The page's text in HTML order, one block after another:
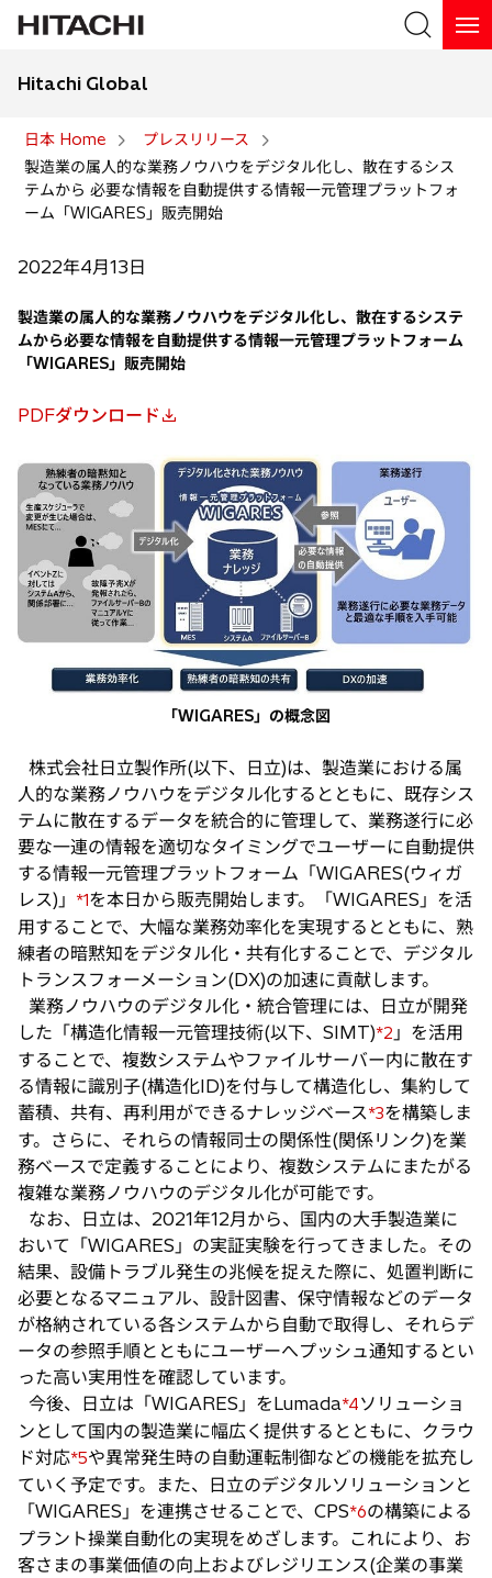
検索
Hitachi Global
日本 Home
プレスリリース
製造業の属人的な業務ノウハウをデジタル化し、散在するシス
テムから 必要な情報を自動提供する情報一元管理プラットフォ
ーム「WIGARES」販売開始
2022年4月13日
製造業の属人的な業務ノウハウをデジタル化し、散在するシステ
ムから必要な情報を自動提供する情報一元管理プラットフォーム
「WIGARES」販売開始
PDFダウンロード
新
タ
ブ
開
く
「WIGARES」の概念図
株式会社日立製作所(以下、日立)は、製造業における属
人的な業務ノウハウをデジタル化するとともに、既存シス
テムに散在するデータを統合的に管理して、業務遂行に必
要な一連の情報を適切なタイミングでユーザーに自動提供
する情報一元管理プラットフォーム「WIGARES(ウィガ
レス)」
*1を本日から販売開始します。「WIGARES」を活
用することで、大幅な業務効率化を実現するとともに、熟
練者の暗黙知をデジタル化・共有化することで、デジタル
トランスフォーメーション(DX)の加速に貢献します。
業務ノウハウのデジタル化・統合管理には、日立が開発
した「構造化情報一元管理技術(以下、SIMT)*2 」を活用
することで、複数システムやファイルサーバー内に散在す
る情報に識別子(構造化ID)を付与して構造化し、集約して
蓄積、共有、再利用ができるナレッジベース*3を構築しま
す。さらに、それらの情報同士の関係性(関係リンク)を業
務ベースで定義することにより、複数システムにまたがる
複雑な業務ノウハウのデジタル化が可能です。
なお、日立は、2021年12月から、国内の大手製造業に
おいて「WIGARES」の実証実験を行ってきました。その
結果、設備トラブル発生の兆候を捉えた際に、処置判断に
必要となるマニュアル、設計図書、保守情報などのデータ
が格納されている各システムから自動で取得し、それらデ
ータの参照手順とともにユーザーへプッシュ通知するとい
った高い実用性を確認しています。
今後、日立は「WIGARES」をLumada*4ソリューショ
ンとして国内の製造業に幅広く提供するとともに、クラウ
ド対応*5や異常発生時の自動運転制御などの機能を拡充し
ていく予定です。また、日立のデジタルソリューションと
「WIGARES」を連携させることで、CPS*6の構築による
プラント操業自動化の実現をめざします。これにより、お
客さまの事業価値の向上およびレジリエンス(企業の事業